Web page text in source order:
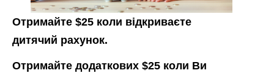
Отримайте $25 коли відкриваєте
дитячий рахунок.
Отримайте додаткових $25 коли Ви